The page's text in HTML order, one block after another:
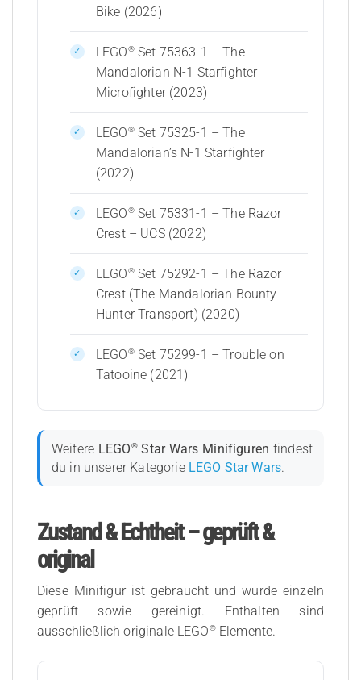
Bike (2026)
LEGO®Set 75363-1 – The
Mandalorian N-1 Starfighter
Microfighter (2023)
LEGO®Set 75325-1 – The
Mandalorian’s N-1 Starfighter
(2022)
LEGO®Set 75331-1 – The Razor
Crest – UCS (2022)
LEGO®Set 75292-1 – The Razor
Crest (The Mandalorian Bounty
Hunter Transport) (2020)
LEGO®Set 75299-1 – Trouble on
Tatooine (2021)
Weitere LEGO®Star Wars Minifiguren findest
du in unserer Kategorie LEGO Star Wars.
Zustand & Echtheit – geprüft &
original
Diese Minifigur ist gebraucht und wurde einzeln
geprüft sowie gereinigt. Enthalten sind
ausschließlich originale LEGO®Elemente.